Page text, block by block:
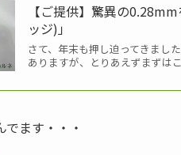
【ご提供】驚異の
ッジ)」
さて、年末も押し迫ってきまし
ありますが、とりあえずまずは
ます・・・